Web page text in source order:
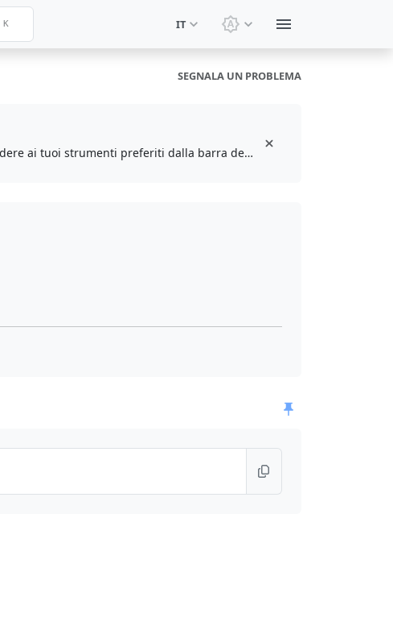
K IT Cambia tema: Tema di
SEGNALA UN PROBLEMA
Installa l'estensione gratuita del browser per aggiungere ai preferiti e accedere ai tuoi strumenti preferiti dalla barra degli strumenti